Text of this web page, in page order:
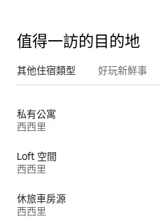
值得一訪的目的地
其他住宿類型 好玩新鮮事
私有公寓
西西里
Loft 空間
西西里
休旅車房源
西西里